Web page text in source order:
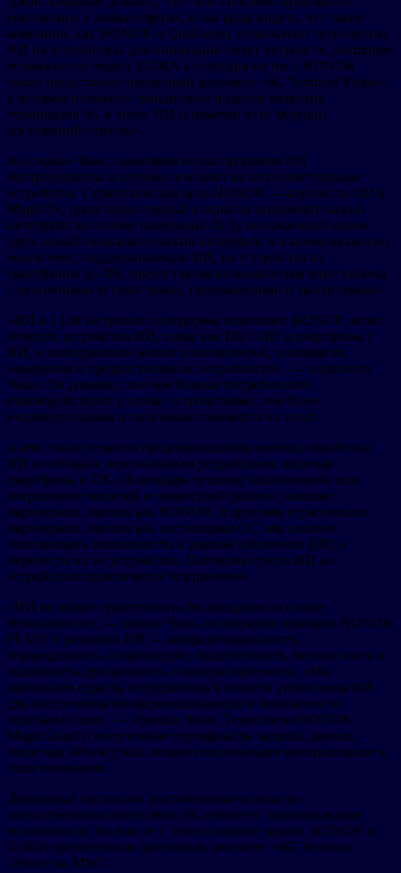
революцию в любых сферах, и мы рады видеть, что такие
компании, как HONOR и Qualcomm, используют технологию
ИИ на устройствах для инноваций смарт-устройств, расширяя
возможности людей. GSMA в сотрудничестве с HONOR
также представила проектный документ «6G Terminal Vision»,
в котором изложено грандиозное видение развития
терминалов 6G в эпоху ИИ и намечен курс будущих
достижений отрасли».
По словам Чжао, нынешняя волна прорывов ИИ
беспрецедентна и глубоко повлияет на интеллектуальные
устройства. Стратегическая цель HONOR — перенести ИИ в
MagicOS, представив первый в отрасли пользовательский
интерфейс на основе намерений (IUI), включающий новое
ядро, новый пользовательский интерфейс и взаимосвязанную
экосистему, поддерживаемую ИИ, на устройства от
смартфонов до ПК, предоставляя пользователям опыт работы
с различными устройствами, приложениями и экосистемами.
«ИИ и LLM на уровне платформы позволяют HONOR легко
сочетать устройства ИИ, такие как ПК с ИИ и смартфоны с
ИИ, в повседневной жизни пользователей, понимая их
намерения и предвосхищая их потребности», — поделился
Чжао. Он добавил, что чем больше потребителей
взаимодействуют с этими устройствами, тем более
индивидуальным и полезным становится их опыт.
Алекс также отметил продолжающийся переход обработки
ИИ от облака к персональным устройствам, включая
смартфоны и ПК. «Благодаря лучшему квантованию или
сокращению моделей и совместной работе с нашими
партнерами, такими как HONOR, и другими отраслевыми
партнерами, такими как поставщики ОС, мы сможем
использовать возможности и данные [облачного ИИ] и
перенести их на устройство. Потенциал роста ИИ на
устройствах практически безграничен».
«ИИ не может существовать без фундамента в виде
безопасности», — заявил Чжао, подчеркнув принцип HONOR
PFAST в развитии ИИ — конфиденциальность,
справедливость и правосудие, подотчетность, безопасность и
надежность, прозрачность и контролируемость. «Мы
призываем отрасль сотрудничать в области управления ИИ
для обеспечения конфиденциальности и безопасности
отдельных лиц», — призвал Чжао. Технология HONOR
MagicGuard и полученные сертификаты защиты данных,
такие как ePrivacySeal, являются ключевыми инициативами в
этом начинании.
Движимый быстрыми достижениями в области
искусственного интеллекта, 6G принесет захватывающие
возможности, но вместе с тем и сложные задачи. HONOR и
GSMA презентовали проектный документ «6G Terminal
Vision» на MWC.